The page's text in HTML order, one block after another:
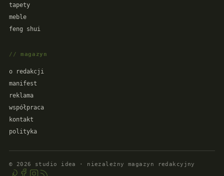
tapety
meble
feng shui
// magazyn
o redakcji
manifest
reklama
współpraca
kontakt
polityka
© 2026 studio idea · niezależny magazyn redakcyjny